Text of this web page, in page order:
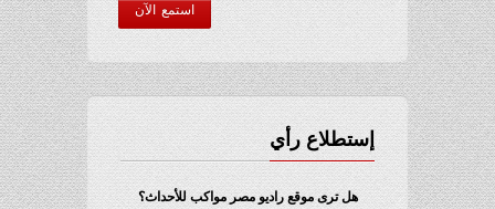
استمع الآن
إستطلاع رأي
هل ترى موقع راديو مصر مواكب للأحداث؟